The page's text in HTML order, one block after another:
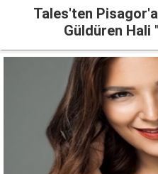
Tales'ten
Güldüren Hali